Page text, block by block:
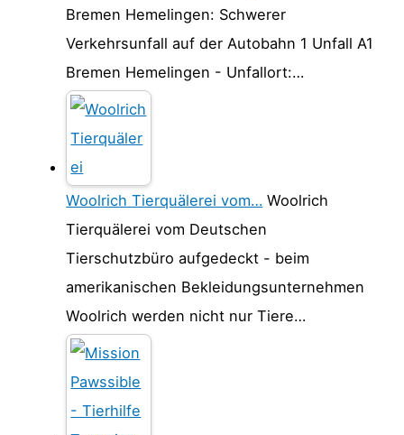
Bremen Hemelingen: Schwerer
Verkehrsunfall auf der Autobahn 1 Unfall A1
Bremen Hemelingen - Unfallort:…
Woolrich Tierquälerei vom… Woolrich
Tierquälerei vom Deutschen
Tierschutzbüro aufgedeckt - beim
amerikanischen Bekleidungsunternehmen
Woolrich werden nicht nur Tiere…